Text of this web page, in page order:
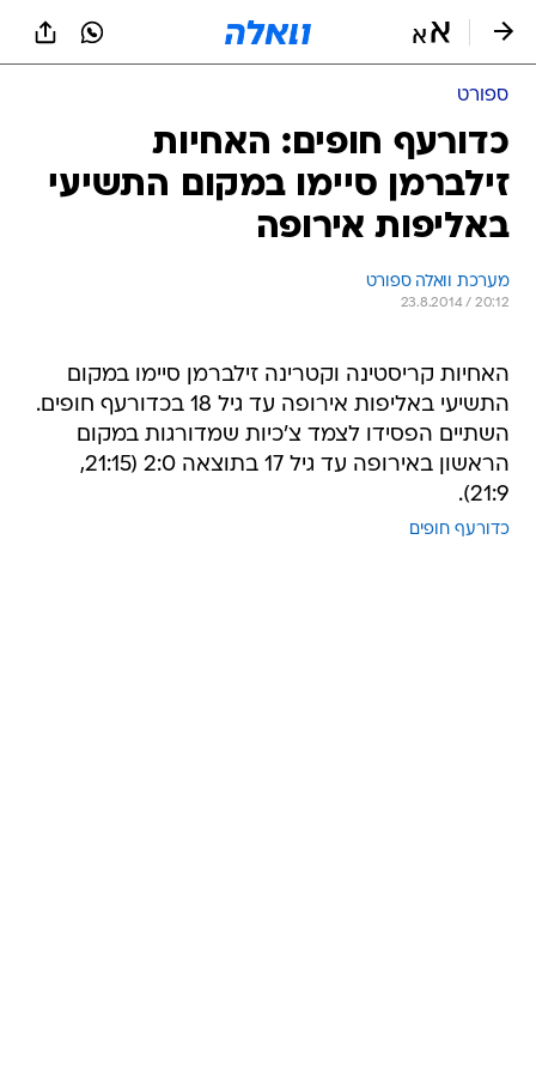
ספורט
כדורעף חופים: האחיות
זילברמן סיימו במקום התשיעי
באליפות אירופה
מערכת וואלה ספורט
23.8.2014 / 20:12
האחיות קריסטינה וקטרינה זילברמן סיימו במקום
התשיעי באליפות אירופה עד גיל 18 בכדורעף חופים.
השתיים הפסידו לצמד צ'כיות שמדורגות במקום
הראשון באירופה עד גיל 17 בתוצאה 2:0 (21:15,
21:9).
כדורעף חופים